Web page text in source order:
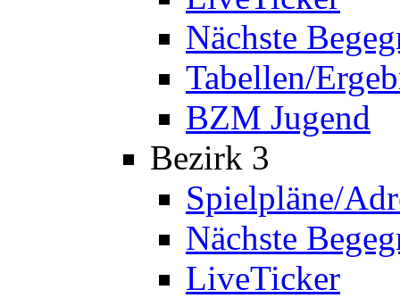
Nächste
Tabellen/
BZM Jugend
Bezirk 3
Spielpläne/
Nächste
LiveTicker